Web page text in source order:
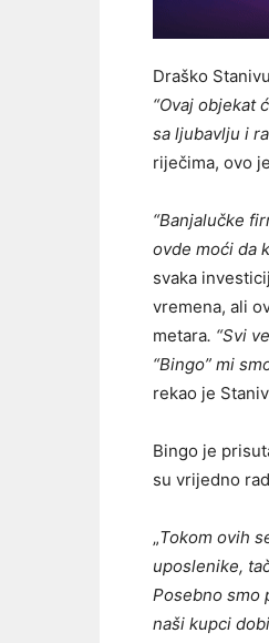
Draško
“Ovaj objekat
sa ljubavlju i
riječima, ovo
“Banjalučke
ovde moći da
svaka
vremena, ali
metara. “Svi
“Bingo” mi
rekao je
Bingo je
su vrijedno
„Tokom ovih
uposlenike,
Posebno smo
naši kupci